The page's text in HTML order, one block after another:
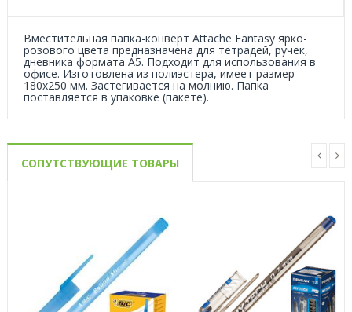
Вместительная папка-конверт Attache Fantasy ярко-
розового цвета предназначена для тетрадей, ручек,
дневника формата A5. Подходит для использования в
офисе. Изготовлена из полиэстера, имеет размер
180x250 мм. Застегивается на молнию. Папка
поставляется в упаковке (пакете).
СОПУТСТВУЮЩИЕ ТОВАРЫ